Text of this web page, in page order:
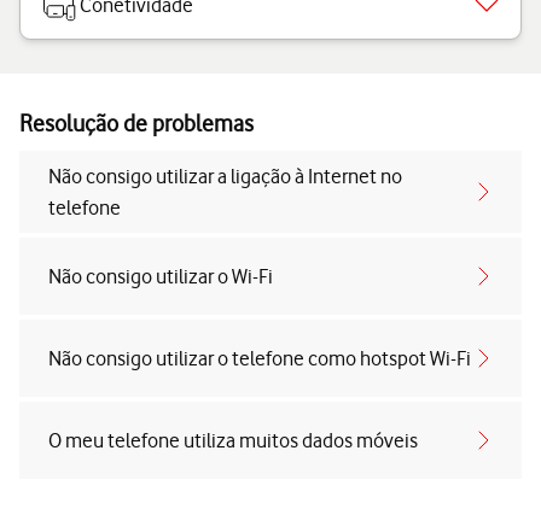
Conetividade
Resolução de problemas
Não consigo utilizar a ligação à Internet no
telefone
Não consigo utilizar o Wi-Fi
Não consigo utilizar o telefone como hotspot Wi-Fi
O meu telefone utiliza muitos dados móveis